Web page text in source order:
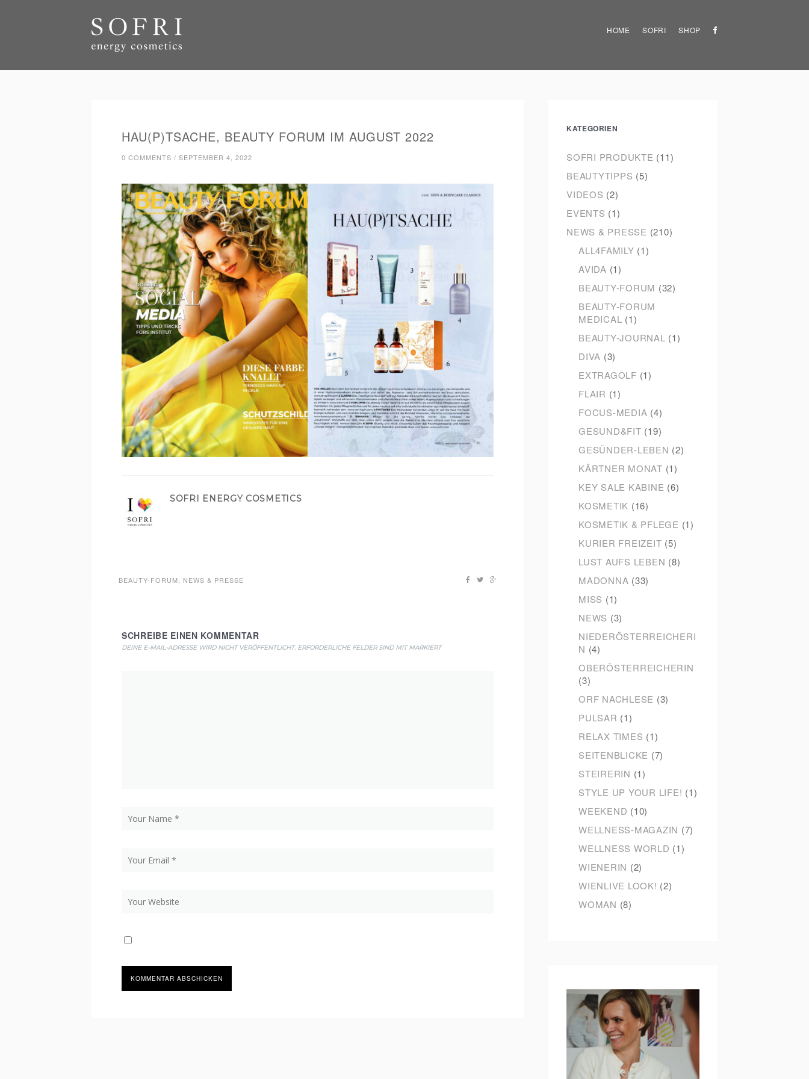
HOME SOFRI SHOP
HAU(P)TSACHE, BEAUTY FORUM IM AUGUST 2022
0 COMMENTS / SEPTEMBER 4, 2022
SOFRI ENERGY COSMETICS
BEAUTY-FORUM NEWS & PRESSE
SCHREIBE EINEN KOMMENTAR
DEINE E-MAIL-ADRESSE WIRD NICHT VERÖFFENTLICHT. ERFORDERLICHE FELDER SIND MITMARKIERT
KATEGORIEN
SOFRI PRODUKTE (11)
BEAUTYTIPPS (5)
VIDEOS (2)
EVENTS (1)
NEWS & PRESSE (210)
ALL4FAMILY (1)
AVIDA (1)
BEAUTY-FORUM (32)
BEAUTY-FORUM
MEDICAL (1)
BEAUTY-JOURNAL (1)
DIVA (3)
EXTRAGOLF (1)
FLAIR (1)
FOCUS-MEDIA (4)
GESUND&FIT (19)
GESÜNDER-LEBEN (2)
KÄRTNER MONAT (1)
KEY SALE KABINE (6)
KOSMETIK (16)
KOSMETIK & PFLEGE (1)
KURIER FREIZEIT (5)
LUST AUFS LEBEN (8)
MADONNA (33)
MISS (1)
NEWS (3)
NIEDERÖSTERREICHERI
N (4)
OBERÖSTERREICHERIN
(3)
ORF NACHLESE (3)
PULSAR (1)
RELAX TIMES (1)
SEITENBLICKE (7)
STEIRERIN (1)
STYLE UP YOUR LIFE! (1)
WEEKEND (10)
WELLNESS-MAGAZIN (7)
WELLNESS WORLD (1)
WIENERIN (2)
WIENLIVE LOOK! (2)
WOMAN (8)